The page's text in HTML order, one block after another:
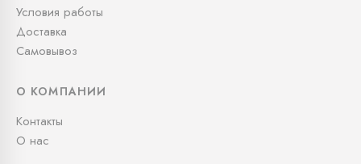
Условия работы
Доставка
Самовывоз
О КОМПАНИИ
Контакты
О нас